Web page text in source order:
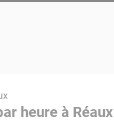
heure à